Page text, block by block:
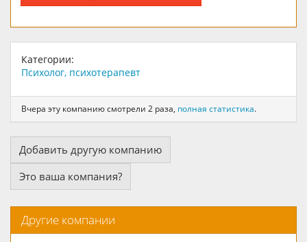
Категории:
Психолог, психотерапевт
Вчера эту компанию смотрели 2 раза, полная статистика.
Добавить другую компанию
Это ваша компания?
Другие компании